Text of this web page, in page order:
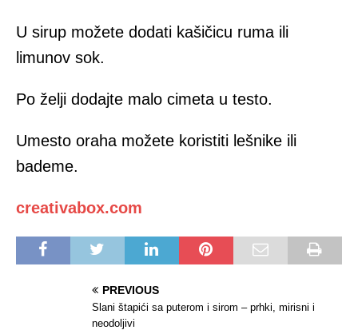
U sirup možete dodati kašičicu ruma ili
limunov sok.
Po želji dodajte malo cimeta u testo.
Umesto oraha možete koristiti lešnike ili
bademe.
creativabox.com
PREVIOUS
Slani štapići sa puterom i sirom – prhki, mirisni i
neodoljivi